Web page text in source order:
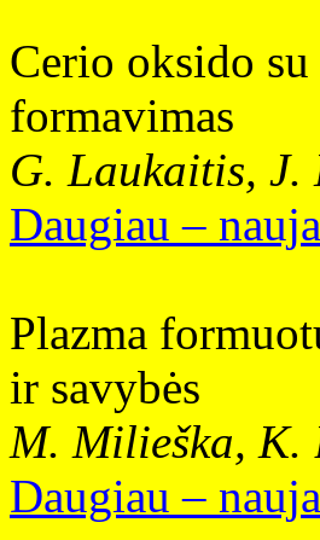
Cerio oksido
formavimas
G. Laukaitis,
Daugiau –
Plazma
ir savybės
M. Milieška, K.
Daugiau –